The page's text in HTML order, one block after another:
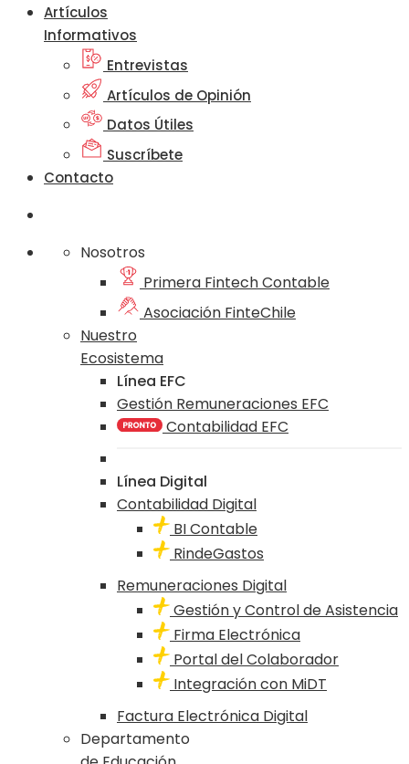
Artículos
Informativos
Entrevistas
Artículos de Opinión
Datos Útiles
Suscríbete
Contacto
Nosotros
Primera Fintech Contable
Asociación FinteChile
Nuestro
Ecosistema
Línea EFC
Gestión Remuneraciones EFC
Contabilidad EFC
Línea Digital
Contabilidad Digital
BI Contable
RindeGastos
Remuneraciones Digital
Gestión y Control de Asistencia
Firma Electrónica
Portal del Colaborador
Integración con MiDT
Factura Electrónica Digital
Departamento